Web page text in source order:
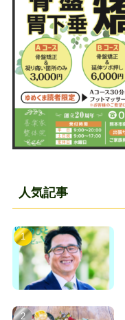
人気記事